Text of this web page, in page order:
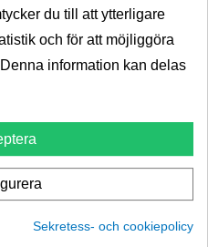
du till att ytterligare
och för att möjliggöra
information kan delas
Sekretess- och cookiepolicy